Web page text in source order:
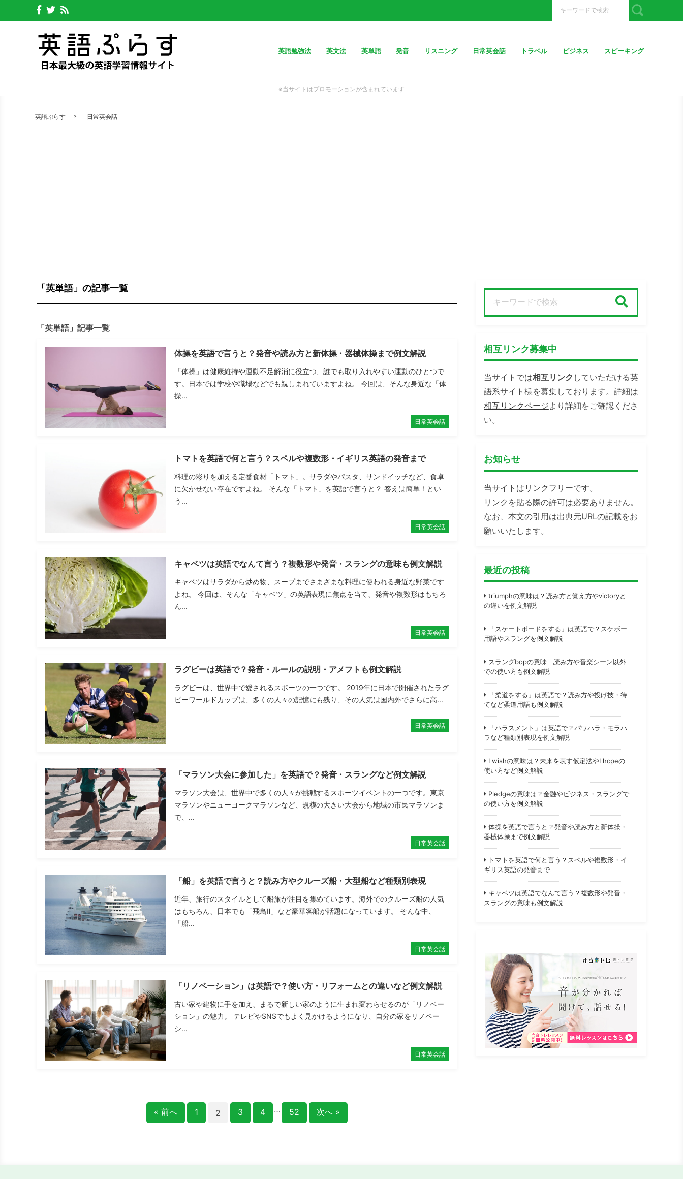
英語勉強法 英文法 英単語 発音 リスニング 日常英会話 トラベル ビジネス スピーキング
※当サイトはプロモーションが含まれています
英語ぷらす 日常英会話
「英単語」の記事一覧
「英単語」記事一覧
体操を英語で言うと？発音や読み方と新体操・器械体操まで例文解説
「体操」は健康維持や運動不足解消に役立つ、誰でも取り入れやすい運動のひとつで
す。日本では学校や職場などでも親しまれていますよね。 今回は、そんな身近な「体
操...
日常英会話
トマトを英語で何と言う？スペルや複数形・イギリス英語の発音まで
料理の彩りを加える定番食材「トマト」。サラダやパスタ、サンドイッチなど、食卓
に欠かせない存在ですよね。 そんな「トマト」を英語で言うと？ 答えは簡単！とい
う...
日常英会話
キャベツは英語でなんて言う？複数形や発音・スラングの意味も例文解説
キャベツはサラダから炒め物、スープまでさまざまな料理に使われる身近な野菜です
よね。 今回は、そんな「キャベツ」の英語表現に焦点を当て、発音や複数形はもちろ
ん...
日常英会話
ラグビーは英語で？発音・ルールの説明・アメフトも例文解説
ラグビーは、世界中で愛されるスポーツの一つです。 2019年に日本で開催されたラグ
ビーワールドカップは、多くの人々の記憶にも残り、その人気は国内外でさらに高...
日常英会話
「マラソン大会に参加した」を英語で？発音・スラングなど例文解説
マラソン大会は、世界中で多くの人々が挑戦するスポーツイベントの一つです。東京
マラソンやニューヨークマラソンなど、規模の大きい大会から地域の市民マラソンま
で、...
日常英会話
「船」を英語で言うと？読み方やクルーズ船・大型船など種類別表現
近年、旅行のスタイルとして船旅が注目を集めています。海外でのクルーズ船の人気
はもちろん、日本でも「飛鳥Ⅱ」など豪華客船が話題になっています。 そんな中、
「船...
日常英会話
「リノベーション」は英語で？使い方・リフォームとの違いなど例文解説
古い家や建物に手を加え、まるで新しい家のように生まれ変わらせるのが「リノベー
ション」の魅力。 テレビやSNSでもよく見かけるようになり、自分の家をリノベー
シ...
日常英会話
« 前へ 1 2 3 4 … 52 次へ »
相互リンク募集中
当サイトでは相互リンク していただける英
語系サイト様を募集しております。詳細は
相互リンクページより詳細をご確認くださ
い。
お知らせ
当サイトはリンクフリーです。
リンクを貼る際の許可は必要ありません。
なお、本文の引用は出典元URLの記載をお
願いいたします。
最近の投稿
triumphの意味は？読み方と覚え方やvictoryと
の違いを例文解説
「スケートボードをする」は英語で？スケボー
用語やスラングを例文解説
スラングbopの意味｜読み方や音楽シーン以外
での使い方も例文解説
「柔道をする」は英語で？読み方や投げ技・待
てなど柔道用語も例文解説
「ハラスメント」は英語で？パワハラ・モラハ
ラなど種類別表現を例文解説
I wishの意味は？未来を表す仮定法やI hopeの
使い方など例文解説
Pledgeの意味は？金融やビジネス・スラングで
の使い方を例文解説
体操を英語で言うと？発音や読み方と新体操・
器械体操まで例文解説
トマトを英語で何と言う？スペルや複数形・イ
ギリス英語の発音まで
キャベツは英語でなんて言う？複数形や発音・
スラングの意味も例文解説